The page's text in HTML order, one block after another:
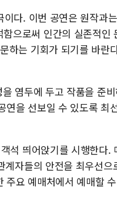
다. 이번 공연은 원작과
으로써 인간의 실존적인
하는 기회가 되기를 바란
염두에 두고 작품을 준
을 선보일 수 있도록 최
석 띄어앉기를 시행한다.
자들의 안전을 최우선
주요 예매처에서 예매할